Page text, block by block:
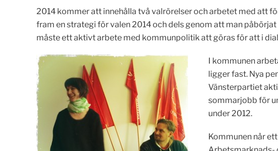
2014 kommer att innehålla två valrörelser och arbetet med att
fram en strategi för valen 2014 och dels genom att man
måste ett aktivt arbete med kommunpolitik att göras för att i
I kommunen
ligger fast. Nya
Vänsterpartiet
sommarjobb för
under 2012.
Kommunen når